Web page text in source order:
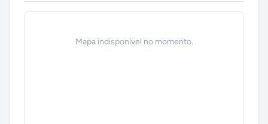
Mapa indisponível no momento.